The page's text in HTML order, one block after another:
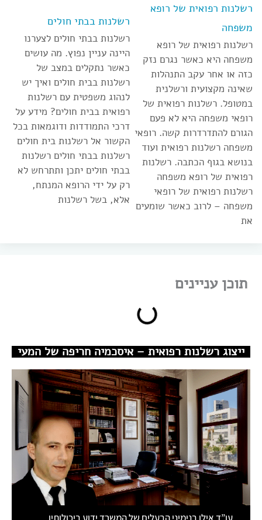
תוכן עניינים
ייצוג רשלנות רפואית – איסכמיה חריפה של המעי
רשלנות רפואית של רופא
משפחה
רשלנות רפואית של רופא
משפחה היא כאשר נגרם נזק
כזה או אחר עקב התנהלות
שאינה מקצועית ורשלנית
במטופל. רשלנות רפואית של
רופאי משפחה היא לא פעם
הגורם להתדרדרות קשה. רופאי
משפחה רשלנות רפואית ועוד
בנושא בגוף הכתבה. רשלנות
רפואית של רופא משפחה
רשלנות רפואית של רופאי
משפחה – לרוב כאשר שומעים
את
רשלנות בבתי חולים
רשלנות בבתי חולים לצערנו
היינה עניין נפוץ. מה עושים
כאשר נתקלים במצב של
רשלנות בבית חולים ואיך יש
לנהוג משפטית עם רשלנות
רפואית בבית חולים? מידע על
דרכי התמודדות ודוגמאות בכל
הקשור אל רשלנות בית חולים
רשלנות בבתי חולים רשלנות
בבתי חולים יתכן ותתרחש לא
רק על ידי הרופא המנתח,
אלא, בשל רשלנות